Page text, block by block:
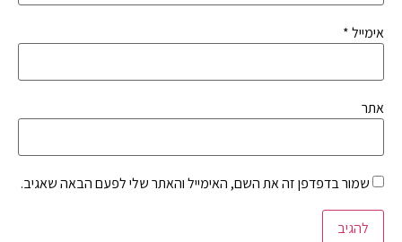
אימייל*
אתר
שמור בדפדפן זה את השם, האימייל והאתר שלי לפעם הבאה שאגיב.